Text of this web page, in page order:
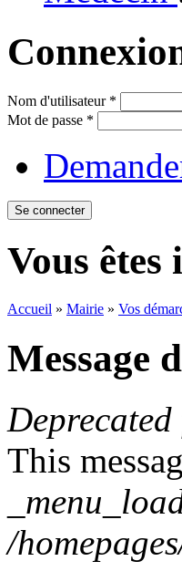
Nom d'utilisateur *
Mot de passe *
Vous êtes
Accueil » Mairie » Vos
Message
This
/